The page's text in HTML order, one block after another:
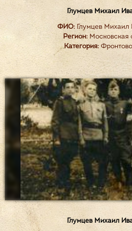
Глумцев Михаил
ФИО: Глумцев Михаил
Регион:Московская
Категория:
Глумцев Михаил